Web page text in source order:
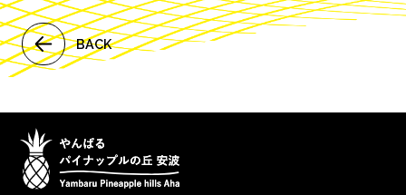
BACK